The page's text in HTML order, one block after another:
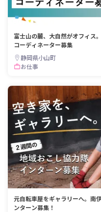
富士山の麓、大自然がオフィス
コーディネーター募集
静岡県小山町
お仕事
元自転車屋をギャラリーへ。南
ンターン募集！